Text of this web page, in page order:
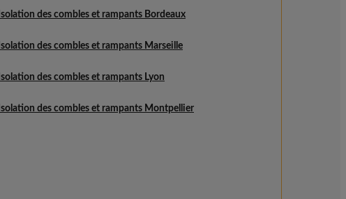
Isolation des combles et rampants Bordeaux
Isolation des combles et rampants Marseille
Isolation des combles et rampants Lyon
Isolation des combles et rampants Montpellier